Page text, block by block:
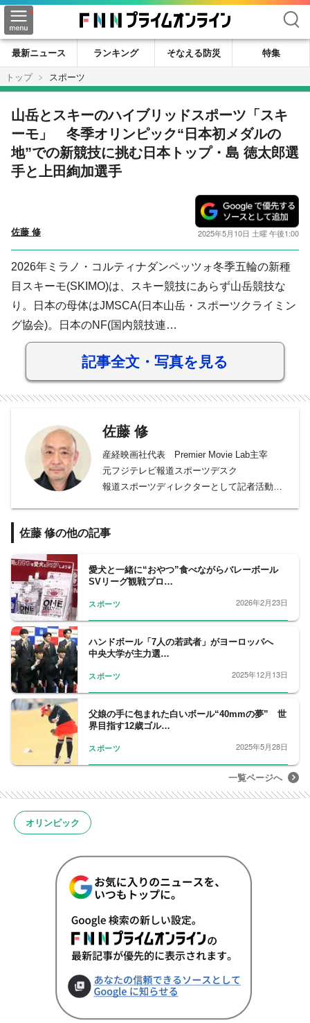
検索
最新ニュース ランキング そなえる防災
特集
トップ
スポーツ
山岳とスキーのハイブリッドスポーツ「スキ
ーモ」 冬季オリンピック“日本初メダルの
地”での新競技に挑む日本トップ・島 徳太郎選
手と上田絢加選手
佐藤 修 2025年5月10日 土曜 午後1:00
2026年ミラノ・コルティナダンペッツォ冬季五輪の新種
目スキーモ(SKIMO)は、スキー競技にあらず山岳競技な
り。日本の母体はJMSCA(日本山岳・スポーツクライミン
グ協会)。日本のNF(国内競技連…
記事全文・写真を見る
佐藤 修
産経映画社代表 Premier Movie Lab主宰
元フジテレビ報道スポーツデスク
報道スポーツディレクターとして記者活動35
際テレビ祭ドキュメンタリー部門で優秀賞を
佐藤 修の他の記事
愛犬と一緒に“おやつ”食べながらバレーボール
SVリーグ観戦プロ…
スポーツ 2026年2月23日
ハンドボール「7人の若武者」がヨーロッパへ
中央大学が主力選…
スポーツ 2025年12月13日
父娘の手に包まれた白いボール“40mmの夢” 世
界目指す12歳ゴル…
スポーツ 2025年5月28日
一覧ページへ
オリンピック